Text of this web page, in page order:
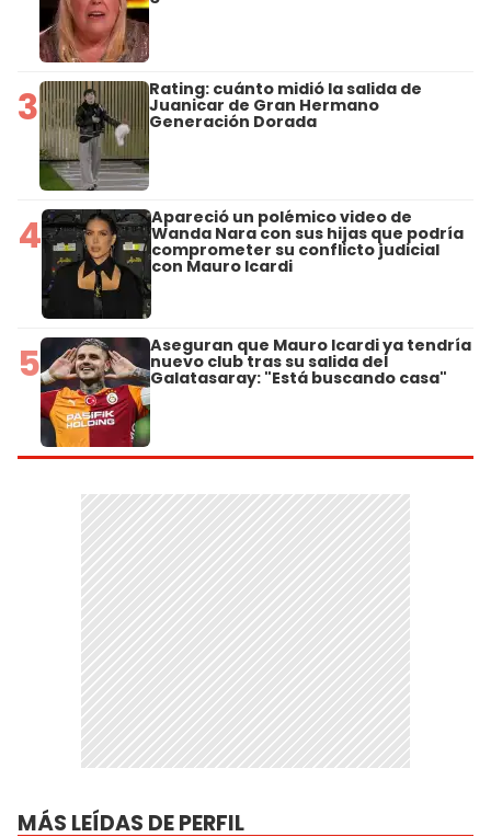
3 Rating: cuánto midió la salida de
Juanicar de Gran Hermano
Generación Dorada
4 Apareció un polémico video de
Wanda Nara con sus hijas que podría
comprometer su conflicto judicial
con Mauro Icardi
5 Aseguran que Mauro Icardi ya tendría
nuevo club tras su salida del
Galatasaray: "Está buscando casa"
MÁS LEÍDAS DE PERFIL